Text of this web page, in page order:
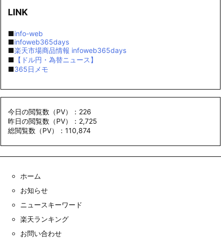
LINK
■info-web
■infoweb365days
■楽天市場商品情報 infoweb365days
■ 【ドル円・為替ニュース】
■365日メモ
今日の閲覧数（PV）：226
昨日の閲覧数（PV）：2,725
総閲覧数（PV）：110,874
ホーム
お知らせ
ニュースキーワード
楽天ランキング
お問い合わせ